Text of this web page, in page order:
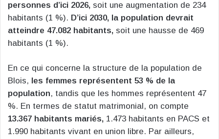
personnes d’ici 2026, soit une augmentation de 234
habitants (1 %). D’ici 2030, la population devrait
atteindre 47.082 habitants, soit une hausse de 469
habitants (1 %).
En ce qui concerne la structure de la population de
Blois, les femmes représentent 53 % de la
population, tandis que les hommes représentent 47
%. En termes de statut matrimonial, on compte
13.367 habitants mariés, 1.473 habitants en PACS et
1.990 habitants vivant en union libre. Par ailleurs,